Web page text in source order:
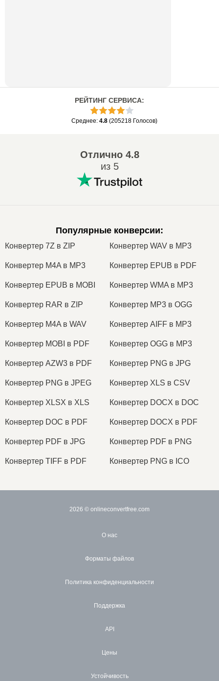
РЕЙТИНГ СЕРВИСА:
Среднее: 4.8 (205218 Голосов)
Отлично4.8
из 5
Популярные конверсии:
Конвертер 7Z в ZIP Конвертер WAV в MP3
Конвертер M4A в MP3 Конвертер EPUB в PDF
Конвертер EPUB в MOBI Конвертер WMA в MP3
Конвертер RAR в ZIP Конвертер MP3 в OGG
Конвертер M4A в WAV Конвертер AIFF в MP3
Конвертер MOBI в PDF Конвертер OGG в MP3
Конвертер AZW3 в PDF Конвертер PNG в JPG
Конвертер PNG в JPEG Конвертер XLS в CSV
Конвертер XLSX в XLS Конвертер DOCX в DOC
Конвертер DOC в PDF Конвертер DOCX в PDF
Конвертер PDF в JPG Конвертер PDF в PNG
Конвертер TIFF в PDF Конвертер PNG в ICO
2026 © onlineconvertfree.com
О нас
Форматы файлов
Политика конфиденциальности
Поддержка
API
Цены
Устойчивость